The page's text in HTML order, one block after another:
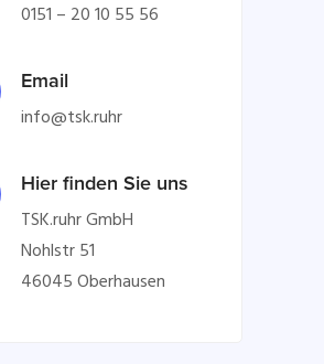
0151 – 20 10 55 56
Email
info@tsk.ruhr
Hier finden Sie uns
TSK.ruhr GmbH
Nohlstr 51
46045 Oberhausen